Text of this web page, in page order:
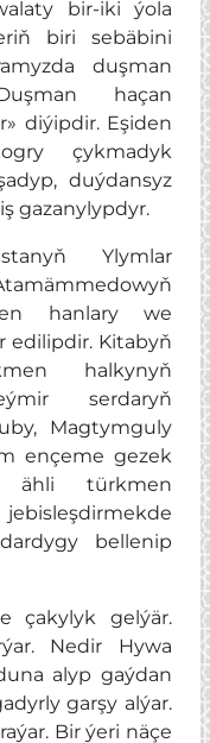
bir-iki ýola
biri sebäbini
duşman
haçan
diýipdir. Eşiden
çykmadyk
duýdansyz
gazanylypdyr.
Ylymlar
hanlary we
edilipdir. Kitabyň
halkynyň
serdaryň
Magtymguly
ençeme gezek
ähli türkmen
bellenip
çakylyk gelýär.
Nedir Hywa
alyp gaýdan
garşy alýar.
Bir ýeri näçe